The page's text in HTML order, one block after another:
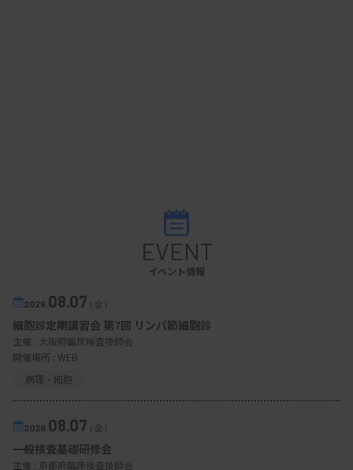
EVENT
イベント情報
2026. 08.07（金）
細胞診定期講習会 第7回 リンパ節細胞診
主催 : 大阪府臨床検査技師会
開催場所 : WEB
病理・細胞
2026. 08.07（金）
一般検査基礎研修会
主催 : 京都府臨床検査技師会